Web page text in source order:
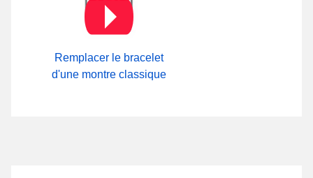
Remplacer le bracelet
d'une montre classique